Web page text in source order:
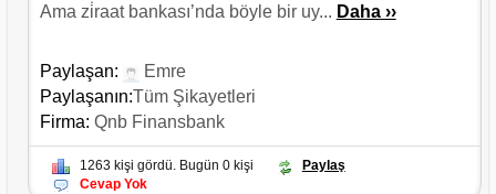
Ama zi̇raat bankası’nda böyle bir uy... Daha ››
Paylaşan:
Emre
Paylaşanın:Tüm Şikayetleri
Firma: Qnb Finansbank
1263 kişi gördü. Bugün 0 kişi
Paylaş
Cevap Yok